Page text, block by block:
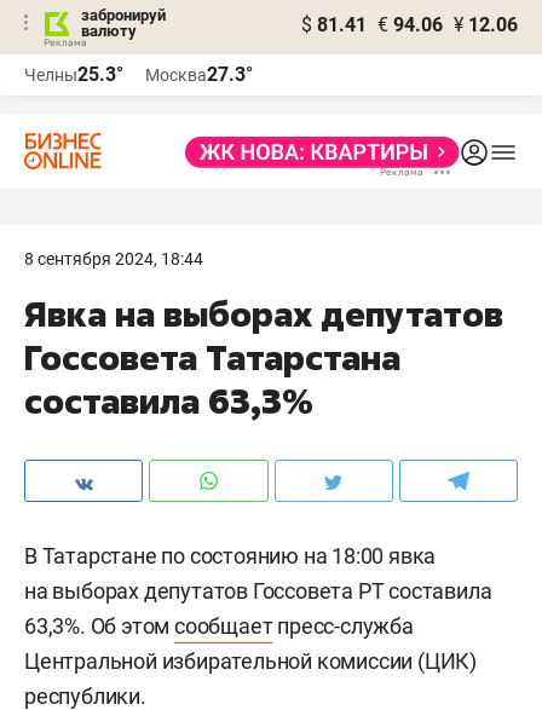
забронируй
валюту
$ 81.41 € 94.06 ¥ 12.06
Челны25.3° Москва27.3°
8 сентября 2024, 18:44
Явка на выборах депутатов
Госсовета Татарстана
составила 63,3%
В Татарстане по состоянию на 18:00 явка
на выборах депутатов Госсовета РТ составила
63,3%. Об этомсообщаетпресс-служба
Центральной избирательной комиссии (ЦИК)
республики.